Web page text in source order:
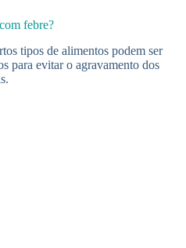
febre?
tipos de alimentos podem ser
para evitar o agravamento dos